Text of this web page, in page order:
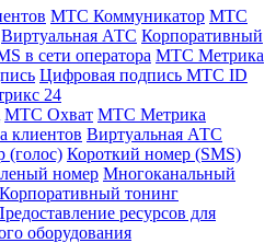
МТС Коммуникатор МТС
Виртуальная АТС Корпоративный
в сети оператора МТС Метрика
Цифровая подпись МТС ID
24
МТС Охват МТС Метрика
клиентов Виртуальная АТС
(голос) Короткий номер (SMS)
номер Многоканальный
Корпоративный тонинг
ресурсов для
оборудования